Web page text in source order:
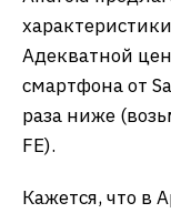
Адекватной
смартфона от
раза ниже
FE).
Кажется, что в